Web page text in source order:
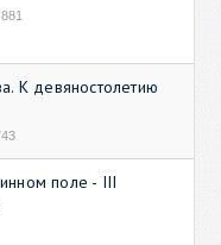
К девяностолетию
поле - III